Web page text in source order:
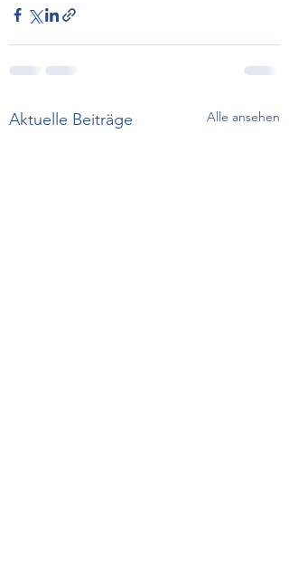
Aktuelle Beiträge Alle ansehen